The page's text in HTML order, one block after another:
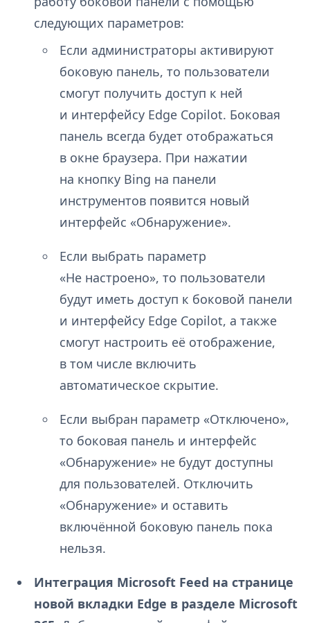
следующих параметров:
Если администраторы активируют
боковую панель, то пользователи
смогут получить доступ к ней
и интерфейсу Edge Copilot. Боковая
панель всегда будет отображаться
в окне браузера. При нажатии
на кнопку Bing на панели
инструментов появится новый
интерфейс «Обнаружение».
Если выбрать параметр
«Не настроено», то пользователи
будут иметь доступ к боковой панели
и интерфейсу Edge Copilot, а также
смогут настроить её отображение,
в том числе включить
автоматическое скрытие.
Если выбран параметр «Отключено»,
то боковая панель и интерфейс
«Обнаружение» не будут доступны
для пользователей. Отключить
«Обнаружение» и оставить
включённой боковую панель пока
нельзя.
Интеграция Microsoft Feed на странице
новой вкладки Edge в разделе Microsoft